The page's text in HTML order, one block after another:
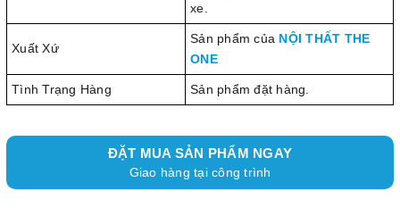
xe.
Xuất Xứ
Sản phẩm của NỘI THẤT THE
ONE
Tình Trạng Hàng Sản phẩm đặt hàng.
ĐẶT MUA SẢN PHẨM NGAY
Giao hàng tại công trình